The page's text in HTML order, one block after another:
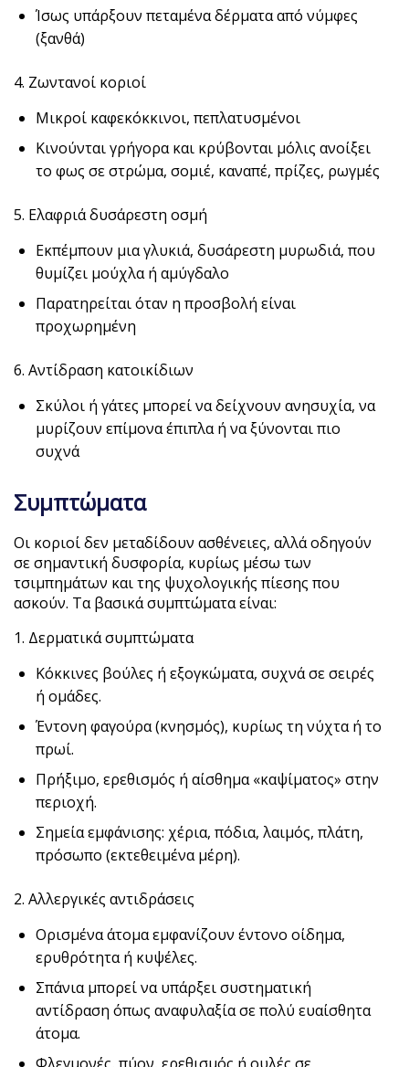
Ίσως υπάρξουν πεταμένα δέρματα από νύμφες
(ξανθά)
4. Ζωντανοί κοριοί
Μικροί καφεκόκκινοι, πεπλατυσμένοι
Κινούνται γρήγορα και κρύβονται μόλις ανοίξει
το φως σε στρώμα, σομιέ, καναπέ, πρίζες, ρωγμές
5. Ελαφριά δυσάρεστη οσμή
Εκπέμπουν μια γλυκιά, δυσάρεστη μυρωδιά, που
θυμίζει μούχλα ή αμύγδαλο
Παρατηρείται όταν η προσβολή είναι
προχωρημένη
6. Αντίδραση κατοικίδιων
Σκύλοι ή γάτες μπορεί να δείχνουν ανησυχία, να
μυρίζουν επίμονα έπιπλα ή να ξύνονται πιο
συχνά
Συμπτώματα
Οι κοριοί δεν μεταδίδουν ασθένειες, αλλά οδηγούν
σε σημαντική δυσφορία, κυρίως μέσω των
τσιμπημάτων και της ψυχολογικής πίεσης που
ασκούν. Τα βασικά συμπτώματα είναι:
1. Δερματικά συμπτώματα
Κόκκινες βούλες ή εξογκώματα, συχνά σε σειρές
ή ομάδες.
Έντονη φαγούρα (κνησμός), κυρίως τη νύχτα ή το
πρωί.
Πρήξιμο, ερεθισμός ή αίσθημα «καψίματος» στην
περιοχή.
Σημεία εμφάνισης: χέρια, πόδια, λαιμός, πλάτη,
πρόσωπο (εκτεθειμένα μέρη).
2. Αλλεργικές αντιδράσεις
Ορισμένα άτομα εμφανίζουν έντονο οίδημα,
ερυθρότητα ή κυψέλες.
Σπάνια μπορεί να υπάρξει συστηματική
αντίδραση όπως αναφυλαξία σε πολύ ευαίσθητα
άτομα.